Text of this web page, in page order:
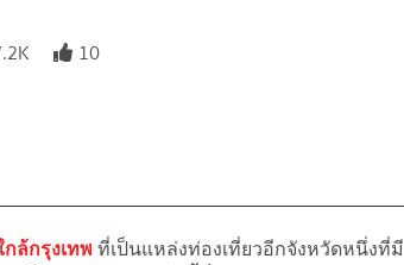
10
กล้กรุงเทพ ที่เป็นแหล่งท่องเที่ยวอีกจังหวัดหนึ่งที่มี